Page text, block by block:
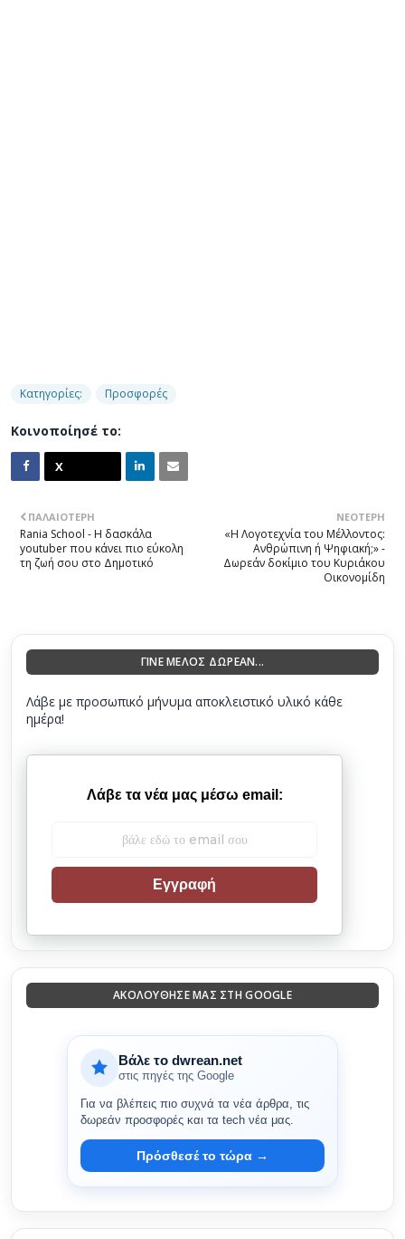
Κατηγορίες: Προσφορές
Κοινοποίησέ το:
ΝΕΌΤΕΡΗ
«Η Λογοτεχνία του Μέλλοντος:
Ανθρώπινη ή Ψηφιακή;» -
Δωρεάν δοκίμιο του Κυριάκου
Οικονομίδη
ΠΑΛΑΙΌΤΕΡΗ
Rania School - Η δασκάλα
youtuber που κάνει πιο εύκολη
τη ζωή σου στο Δημοτικό
ΓΙΝΕ ΜΕΛΟΣ ΔΩΡΕΑΝ...
Λάβε με προσωπικό μήνυμα αποκλειστικό υλικό κάθε
ημέρα!
Λάβε τα νέα μας μέσω email:
Εγγραφή
ΑΚΟΛΟΎΘΗΣΈ ΜΑΣ ΣΤΗ GOOGLE
Βάλε το dwrean.net
στις πηγές της Google
Για να βλέπεις πιο συχνά τα νέα άρθρα, τις
δωρεάν προσφορές και τα tech νέα μας.
Πρόσθεσέ το τώρα →